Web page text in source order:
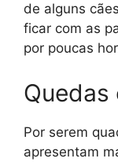
de alguns
ficar com as
por poucas
Quedas
Por serem
apresentam